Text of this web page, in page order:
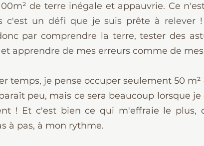
de terre inégale et appauvrie. Ce
c'est un défi que je suis prête à relever
par comprendre la terre, tester des
apprendre de mes erreurs comme de mes
temps, je pense occuper seulement 50
peu, mais ce sera beaucoup lorsque
! Et c'est bien ce qui m'effraie le plus,
à pas, à mon rythme.